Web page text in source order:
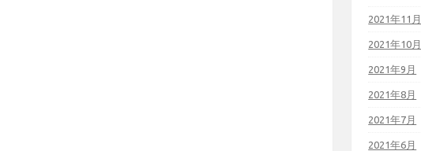
2021年11月
2021年10月
2021年9月
2021年8月
2021年7月
2021年6月